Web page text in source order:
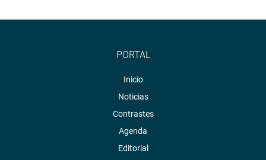
PORTAL
Inicio
Noticias
Contrastes
Agenda
Editorial